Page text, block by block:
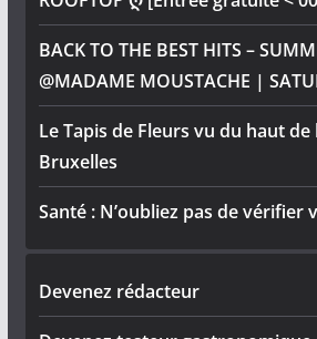
BACK TO THE BEST HITS –
@MADAME MOUSTACHE |
Le Tapis de Fleurs vu du haut de
Bruxelles
Santé : N’oubliez pas de
Devenez rédacteur